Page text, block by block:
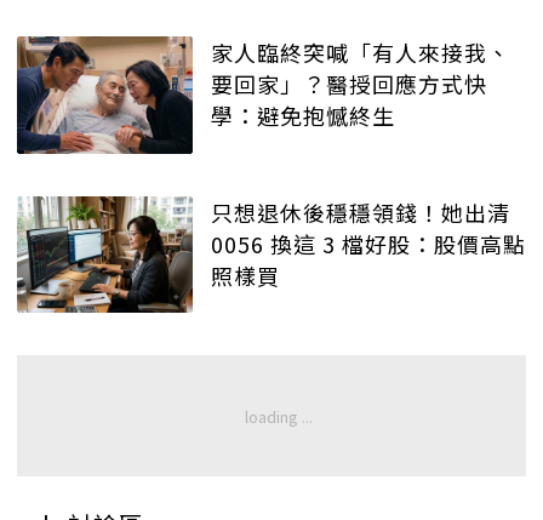
家人臨終突喊「有人來接我、
要回家」？醫授回應方式快
學：避免抱憾終生
只想退休後穩穩領錢！她出清
0056 換這 3 檔好股：股價高點
照樣買